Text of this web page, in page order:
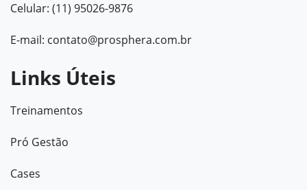
Celular: (11) 95026-9876
E-mail: contato@prosphera.com.br
Links Úteis
Treinamentos
Pró Gestão
Cases